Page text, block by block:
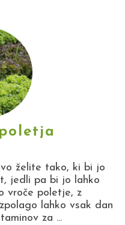
želite tako, ki bi jo
jedli pa bi jo lahko
vroče poletje, z
lahko vsak dan
za ...